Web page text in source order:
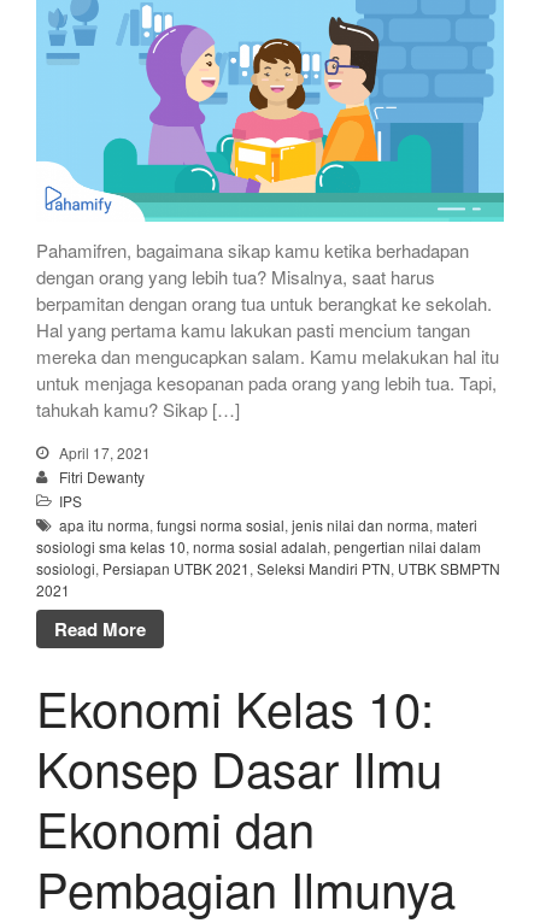
Pahamifren, bagaimana sikap kamu ketika berhadapan
dengan orang yang lebih tua? Misalnya, saat harus
berpamitan dengan orang tua untuk berangkat ke sekolah.
Hal yang pertama kamu lakukan pasti mencium tangan
mereka dan mengucapkan salam. Kamu melakukan hal itu
untuk menjaga kesopanan pada orang yang lebih tua. Tapi,
tahukah kamu? Sikap […]
April 17, 2021
Fitri Dewanty
IPS
apa itu norma, fungsi norma sosial, jenis nilai dan norma, materi
sosiologi sma kelas 10, norma sosial adalah, pengertian nilai dalam
sosiologi, Persiapan UTBK 2021, Seleksi Mandiri PTN, UTBK SBMPTN
2021
Read More
Ekonomi Kelas 10:
Konsep Dasar Ilmu
Ekonomi dan
Pembagian Ilmunya